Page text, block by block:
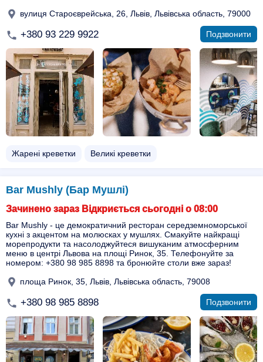
вулиця Староєврейська, 26, Львів, Львівська область, 79000
+380 93 229 9922 Подзвонити
Жарені креветки Великі креветки
Bar Mushly (Бар Мушлі)
Зачинено зараз Відкриється сьогодні о 08:00
Bar Mushly - це демократичний ресторан середземноморської
кухні з акцентом на молюсках у мушлях. Смакуйте найкращі
морепродукти та насолоджуйтеся вишуканим атмосферним
меню в центрі Львова на площі Ринок, 35. Телефонуйте за
номером: +380 98 985 8898 та бронюйте столи вже зараз!
площа Ринок, 35, Львів, Львівська область, 79008
+380 98 985 8898 Подзвонити